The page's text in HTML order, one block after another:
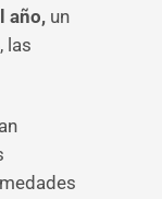
año, un
las